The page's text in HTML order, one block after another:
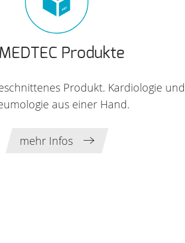
Produkte
Produkt. Kardiologie und
aus einer Hand.
mehr Infos